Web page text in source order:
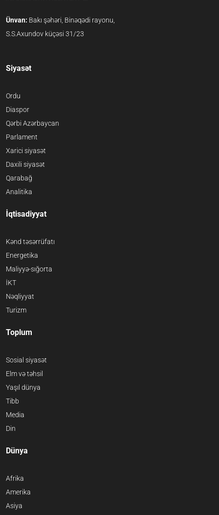
Ünvan: Bakı şəhəri, Binəqədi rayonu,
S.S.Axundov küçəsi 31/23
Siyasət
Ordu
Diaspor
Qərbi Azərbaycan
Parlament
Xarici siyasət
Daxili siyasət
Qarabağ
Analitika
İqtisadiyyat
Kənd təsərrüfatı
Energetika
Maliyyə-sığorta
İKT
Nəqliyyat
Turizm
Toplum
Sosial siyasət
Elm və təhsil
Yaşıl dünya
Tibb
Media
Din
Dünya
Afrika
Amerika
Asiya